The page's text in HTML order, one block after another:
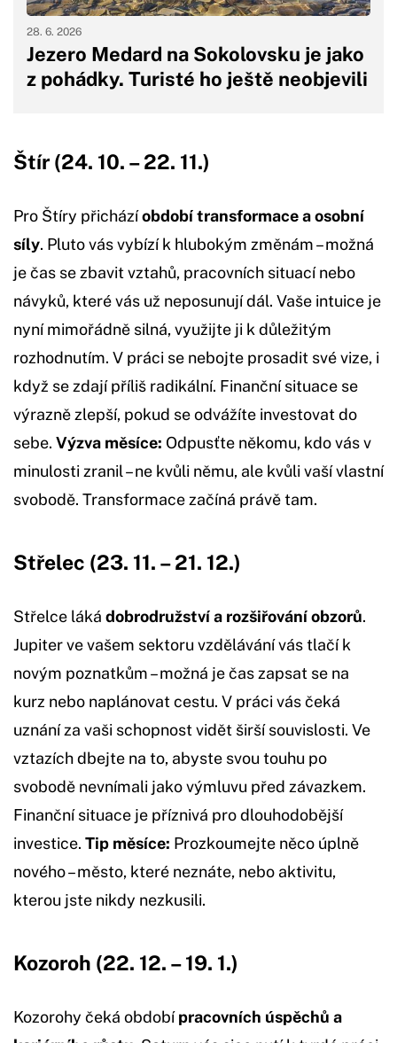
Jezero Medard na Sokolovsku je jako
z pohádky. Turisté ho ještě neobjevili
28. 6. 2026
Štír (24. 10. – 22. 11.)
Pro Štíry přicházíobdobí transformace a osobní
síly. Pluto vás vybízí k hlubokým změnám – možná
je čas se zbavit vztahů, pracovních situací nebo
návyků, které vás už neposunují dál. Vaše intuice je
nyní mimořádně silná, využijte ji k důležitým
rozhodnutím. V práci se nebojte prosadit své vize, i
když se zdají příliš radikální. Finanční situace se
výrazně zlepší, pokud se odvážíte investovat do
sebe. Výzva měsíce: Odpusťte někomu, kdo vás v
minulosti zranil – ne kvůli němu, ale kvůli vaší vlastní
svobodě. Transformace začíná právě tam.
Střelec (23. 11. – 21. 12.)
Střelce láká dobrodružství a rozšiřování obzorů.
Jupiter ve vašem sektoru vzdělávání vás tlačí k
novým poznatkům – možná je čas zapsat se na
kurz nebo naplánovat cestu. V práci vás čeká
uznání za vaši schopnost vidět širší souvislosti. Ve
vztazích dbejte na to, abyste svou touhu po
svobodě nevnímali jako výmluvu před závazkem.
Finanční situace je příznivá pro dlouhodobější
investice. Tip měsíce: Prozkoumejte něco úplně
nového – město, které neznáte, nebo aktivitu,
kterou jste nikdy nezkusili.
Kozoroh (22. 12. – 19. 1.)
Kozorohy čeká obdobípracovních úspěchů a